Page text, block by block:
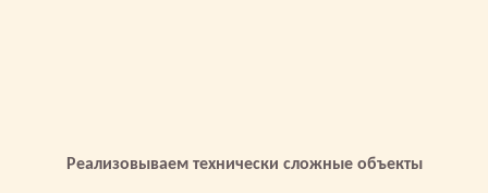
Реализовываем технически сложные объекты